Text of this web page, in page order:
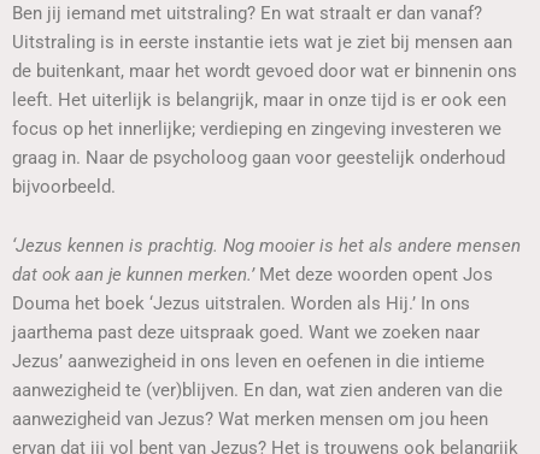
Ben jij iemand met uitstraling? En wat straalt er dan vanaf?
Uitstraling is in eerste instantie iets wat je ziet bij mensen aan
de buitenkant, maar het wordt gevoed door wat er binnenin ons
leeft. Het uiterlijk is belangrijk, maar in onze tijd is er ook een
focus op het innerlijke; verdieping en zingeving investeren we
graag in. Naar de psycholoog gaan voor geestelijk onderhoud
bijvoorbeeld.
‘Jezus kennen is prachtig. Nog mooier is het als andere mensen
dat ook aan je kunnen merken.’Met deze woorden opent Jos
Douma het boek ‘Jezus uitstralen. Worden als Hij.’ In ons
jaarthema past deze uitspraak goed. Want we zoeken naar
Jezus’ aanwezigheid in ons leven en oefenen in die intieme
aanwezigheid te (ver)blijven. En dan, wat zien anderen van die
aanwezigheid van Jezus? Wat merken mensen om jou heen
ervan dat jij vol bent van Jezus? Het is trouwens ook belangrijk